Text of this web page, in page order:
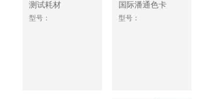
测试耗材
型号：
国际潘通色卡
型号：